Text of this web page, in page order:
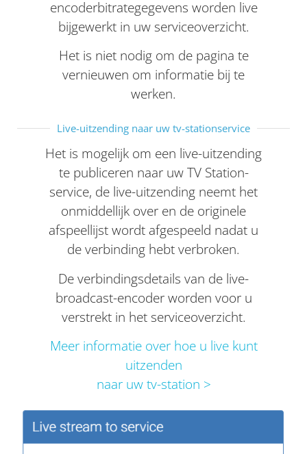
encoderbitrategegevens worden live
bijgewerkt in uw serviceoverzicht.
Het is niet nodig om de pagina te
vernieuwen om informatie bij te
werken.
Live-uitzending naar uw tv-stationservice
Het is mogelijk om een live-uitzending
te publiceren naar uw TV Station-
service, de live-uitzending neemt het
onmiddellijk over en de originele
afspeellijst wordt afgespeeld nadat u
de verbinding hebt verbroken.
De verbindingsdetails van de live-
broadcast-encoder worden voor u
verstrekt in het serviceoverzicht.
Meer informatie over hoe u live kunt
uitzenden
naar uw tv-station >